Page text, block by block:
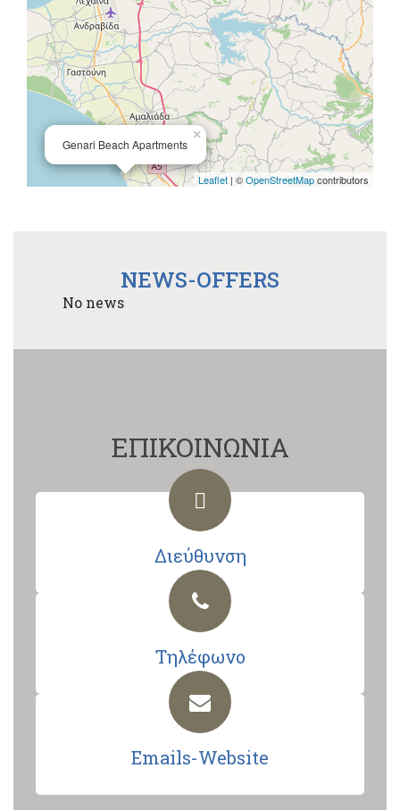
Genari Beach Apartments
×
Leaflet | ©OpenStreetMapcontributors
NEWS-OFFERS
No news
ΕΠΙΚΟΙΝΩΝΙΑ
Διεύθυνση
Τηλέφωνο
Emails-Website